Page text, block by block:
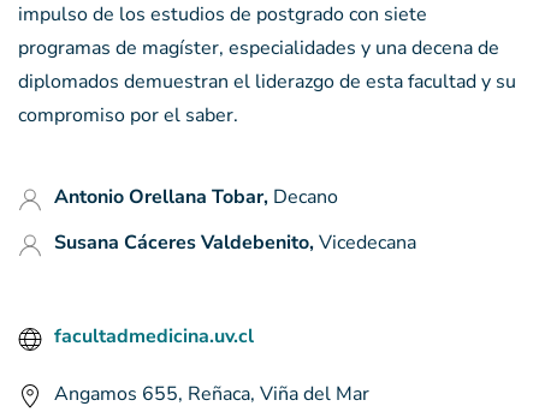
impulso de los estudios de postgrado con siete
programas de magíster, especialidades y una decena de
diplomados demuestran el liderazgo de esta facultad y su
compromiso por el saber.
Antonio Orellana Tobar, Decano
Susana Cáceres Valdebenito,Vicedecana
facultadmedicina.uv.cl
Angamos 655, Reñaca, Viña del Mar